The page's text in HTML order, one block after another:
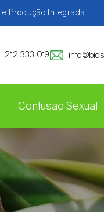
Produção Integrada.
212 333 019
Confusão Sexual